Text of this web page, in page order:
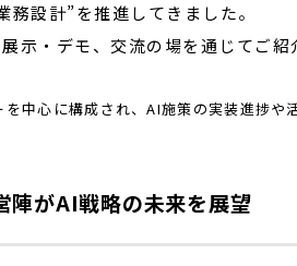
設計”を推進してきました。
示・デモ、交流の場を通じてご紹
中心に構成され、AI施策の実装進捗や
がAI戦略の未来を展望